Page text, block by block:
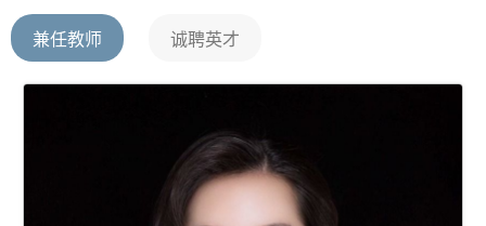
兼任教师 诚聘英才